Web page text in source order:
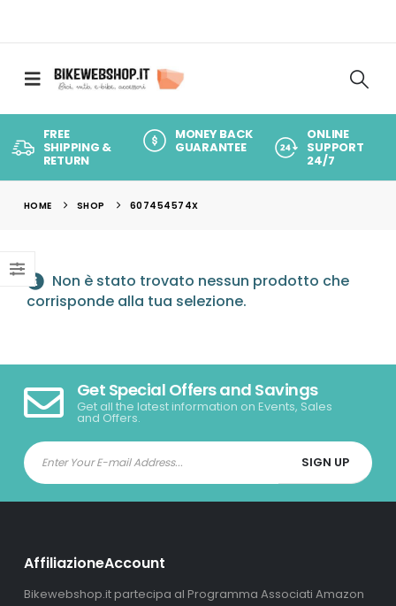
FREE
SHIPPING &
RETURN
MONEY BACK
GUARANTEE
ONLINE
SUPPORT
24/7
HOME SHOP 607454574X
Non è stato trovato nessun prodotto che
corrisponde alla tua selezione.
Get Special Offers and Savings
Get all the latest information on Events, Sales
and Offers.
AffiliazioneAccount
Bikewebshop.it partecipa al Programma Associati Amazon